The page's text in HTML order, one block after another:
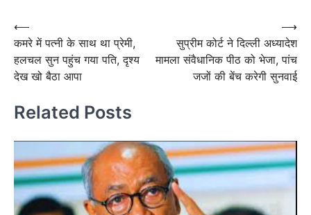
navigation
Post
navigation
⟵
कमरे में पत्नी के साथ था प्रेमी,
हलचल सुन पहुंच गया पति, दृश्य
देख खो बैठा आपा
सुप्रीम कोर्ट ने दिल्ली अध्यादेश
मामला संवैधानिक पीठ को भेजा, पांच
जजों की बेंच करेगी सुनवाई
⟶
Related Posts